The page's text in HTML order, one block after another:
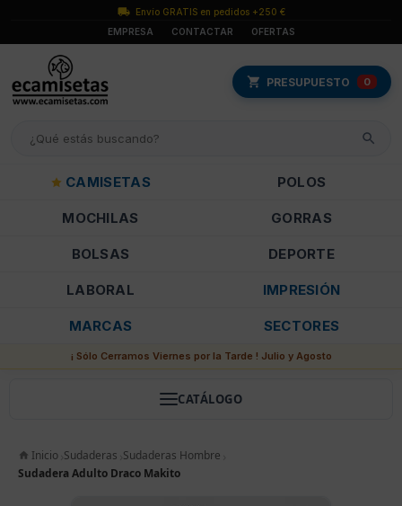
Envío GRATIS en pedidos +250 €
EMPRESA
CONTACTAR OFERTAS
PRESUPUESTO 0
CAMISETAS POLOS
MOCHILAS GORRAS
BOLSAS DEPORTE
LABORAL IMPRESIÓN
MARCAS SECTORES
¡ Sólo Cerramos Viernes por la Tarde ! Julio y Agosto
CATÁLOGO
Inicio Sudaderas Sudaderas Hombre
Sudadera Adulto Draco Makito